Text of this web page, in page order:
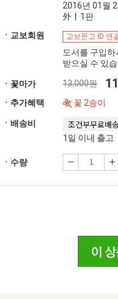
2016년 01월
外 | 1판
ㆍ교보회원
교보문고 ID 연
도서를 구입
받으실 수 있습
ㆍ꽃마가 13,000원
ㆍ추가혜택 꽃 2송이
ㆍ배송비 조건부무료배송
1일 이내 출고
ㆍ수량